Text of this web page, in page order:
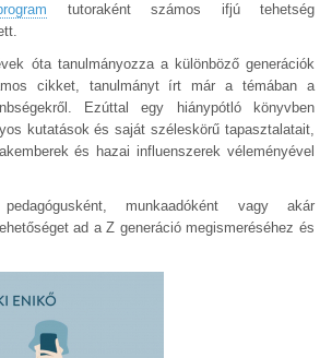
tutoraként számos ifjú tehetség
óta tanulmányozza a különböző generációk
cikket, tanulmányt írt már a témában a
Ezúttal egy hiánypótló könyvben
kutatások és saját széleskörű tapasztalatait,
és hazai influenszerek véleményével
munkaadóként vagy akár
ad a Z generáció megismeréséhez és